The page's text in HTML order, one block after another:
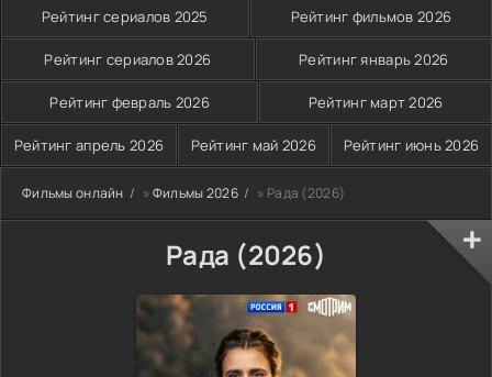
Рейтинг сериалов 2025 Рейтинг фильмов 2026
Рейтинг сериалов 2026 Рейтинг январь 2026
Рейтинг февраль 2026 Рейтинг март 2026
Рейтинг апрель 2026 Рейтинг май 2026 Рейтинг июнь 2026
Фильмы онлайн » Фильмы 2026 » Рада (2026)
Рада (2026)